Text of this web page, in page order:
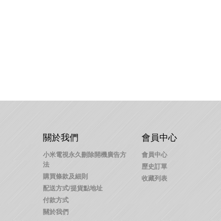
關於我們
小米電視永久刪除開機廣告方
法
購買條款及細則
配送方式/提貨點地址
付款方式
關於我們
會員中心
會員中心
歷史訂單
收藏列表